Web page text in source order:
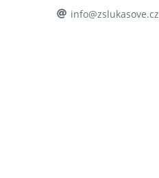
info@zslukasove.cz